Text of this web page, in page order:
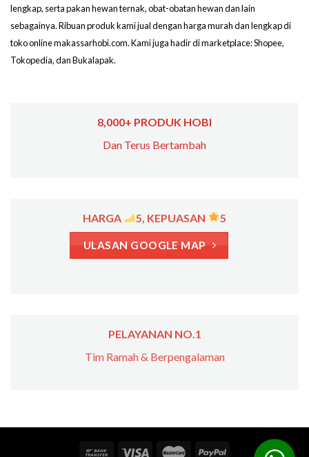
lengkap, serta pakan hewan ternak, obat-obatan hewan dan lain
sebagainya. Ribuan produk kami jual dengan harga murah dan lengkap di
toko online makassarhobi.com. Kami juga hadir di marketplace: Shopee,
Tokopedia, dan Bukalapak.
8,000+ PRODUK HOBI
Dan Terus Bertambah
HARGA 5, KEPUASAN 5
ULASAN GOOGLE MAP
PELAYANAN NO.1
Tim Ramah & Berpengalaman